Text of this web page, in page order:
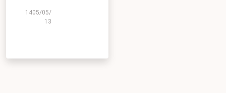
1405/05/
13